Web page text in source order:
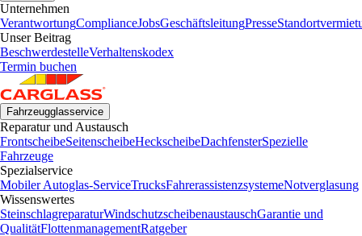
Unternehmen
VerantwortungComplianceJobsGeschäftsleitungPresse
Unser Beitrag
BeschwerdestelleVerhaltenskodex
Termin buchen
Fahrzeugglasservice
Reparatur und Austausch
FrontscheibeSeitenscheibeHeckscheibeDachfensterSpezielle
Fahrzeuge
Spezialservice
Mobiler Autoglas-ServiceTrucksFahrerassistenzsystemeNotverglasung
Wissenswertes
SteinschlagreparaturWindschutzscheibenaustauschGarantie und
QualitätFlottenmanagementRatgeber